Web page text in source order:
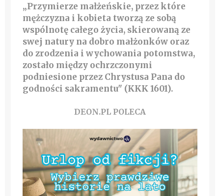
„Przymierze małżeńskie, przez które
mężczyzna i kobieta tworzą ze sobą
wspólnotę całego życia, skierowaną ze
swej natury na dobro małżonków oraz
do zrodzenia i wychowania potomstwa,
zostało między ochrzczonymi
podniesione przez Chrystusa Pana do
godności sakramentu" (KKK 1601).
DEON.PL POLECA